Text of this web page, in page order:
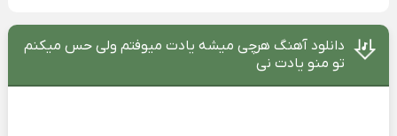
دانلود آهنگ هرچی میشه یادت میوفتم ولی حس میکنم
تو منو یادت نی